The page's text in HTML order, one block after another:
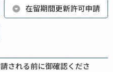
在留期間更新許可申請
される前に御確認くださ